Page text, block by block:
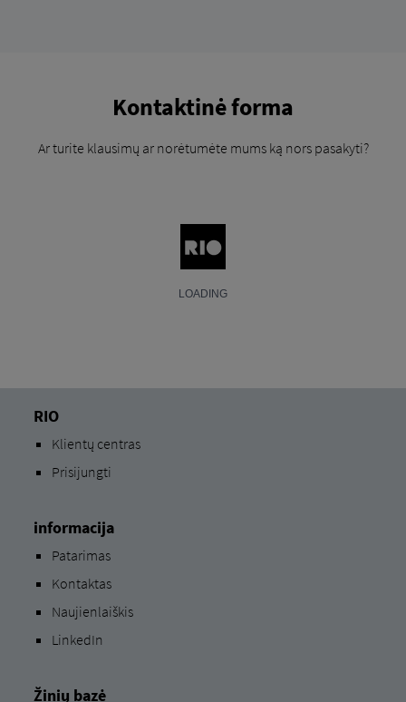
Kontaktinė forma
Ar turite klausimų ar norėtumėte mums ką nors pasakyti?
RIO
Klientų centras
Prisijungti
informacija
Patarimas
Kontaktas
Naujienlaiškis
LinkedIn
Žinių bazė